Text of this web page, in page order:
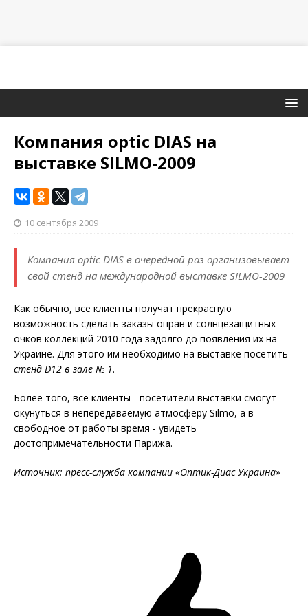
Компания optic DIAS на
выставке SILMO-2009
10 сентября 2009
Компания optic DIAS в очередной раз организовывает
свой стенд на международной выставке SILMO-2009
Как обычно, все клиенты получат прекрасную
возможность сделать заказы оправ и солнцезащитных
очков коллекций 2010 года задолго до появления их на
Украине. Для этого им необходимо на выставке посетить
стенд D12 в зале № 1.
Более того, все клиенты - посетители выставки смогут
окунуться в непередаваемую атмосферу Silmo, а в
свободное от работы время - увидеть
достопримечательности Парижа.
Источник: пресс-служба компании «Оптик-Диас Украина»